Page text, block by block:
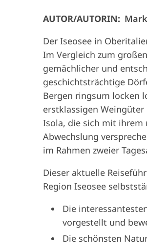
AUTOR/AUTORIN:
Der Iseosee in
Im Vergleich zum
gemächlicher und
geschichtsträchtige
Bergen ringsum locken
erstklassigen
Isola, die sich mit ihrem
Abwechslung
im Rahmen zweier
Dieser aktuelle
Region Iseosee
Die
vorgestellt und
Die schönsten